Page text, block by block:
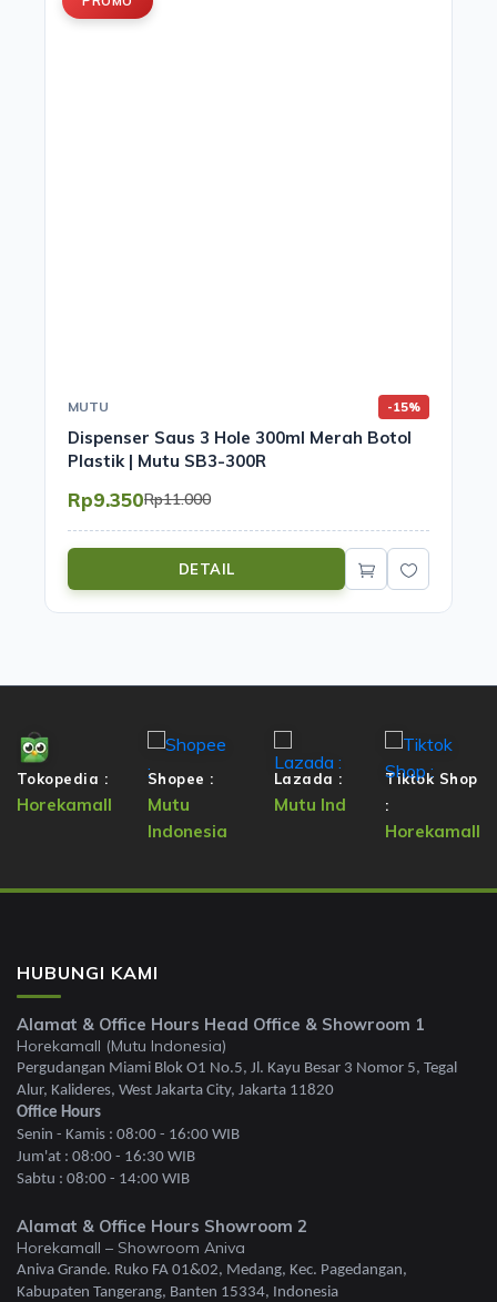
MUTU -15%
Dispenser Saus 3 Hole 300ml Merah Botol
Plastik | Mutu SB3-300R
Rp9.350Rp11.000
DETAIL
Tokopedia :
Horekamall
Shopee :
Mutu
Indonesia
Lazada :
Mutu Ind
Tiktok Shop
:
Horekamall
HUBUNGI KAMI
Alamat & Office Hours Head Office & Showroom 1
Horekamall (Mutu Indonesia)
Pergudangan Miami Blok O1 No.5, Jl. Kayu Besar 3 Nomor 5, Tegal
Alur, Kalideres, West Jakarta City, Jakarta 11820
Office Hours
Senin - Kamis : 08:00 - 16:00 WIB
Jum'at : 08:00 - 16:30 WIB
Sabtu : 08:00 - 14:00 WIB
Alamat & Office Hours Showroom 2
Horekamall – Showroom Aniva
Aniva Grande. Ruko FA 01&02, Medang, Kec. Pagedangan,
Kabupaten Tangerang, Banten 15334, Indonesia